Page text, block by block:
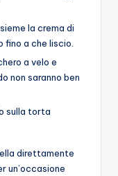
la crema di
fino a che liscio.
a velo e
non saranno ben
sulla torta
direttamente
un’occasione